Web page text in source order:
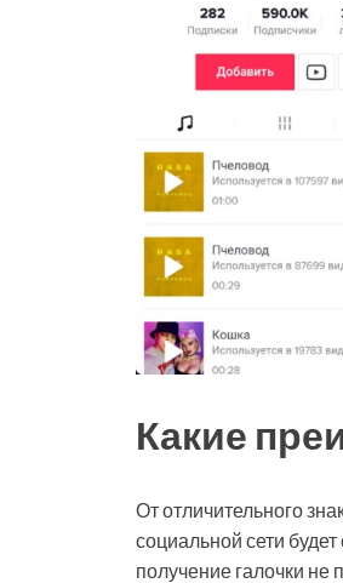
Какие
От отличительного
социальной сети
получение галочки не